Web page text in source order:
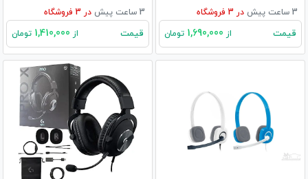
3 ساعت پیش در فروشگاه
قیمت از تومان
3 ساعت پیش در فروشگاه
قیمت از تومان